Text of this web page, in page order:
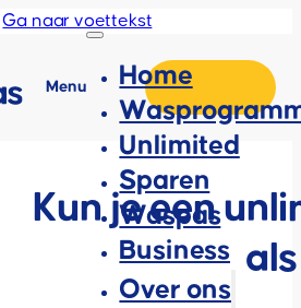
Ga naar voettekst
Menu
Home
Unlimited
Sparen
Waspas
Business
Over ons
Kun je een